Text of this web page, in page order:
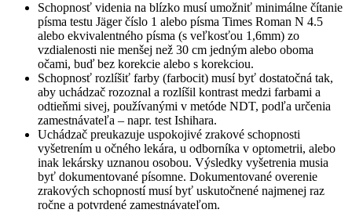
Schopnosť videnia na blízko musí umožniť minimálne čítanie
písma testu Jäger číslo 1 alebo písma Times Roman N 4.5
alebo ekvivalentného písma (s veľkosťou 1,6mm) zo
vzdialenosti nie menšej než 30 cm jedným alebo oboma
očami, buď bez korekcie alebo s korekciou.
Schopnosť rozlíšiť farby (farbocit) musí byť dostatočná tak,
aby uchádzač rozoznal a rozlíšil kontrast medzi farbami a
odtieňmi sivej, používanými v metóde NDT, podľa určenia
zamestnávateľa – napr. test Ishihara.
Uchádzač preukazuje uspokojivé zrakové schopnosti
vyšetrením u očného lekára, u odborníka v optometrii, alebo
inak lekársky uznanou osobou. Výsledky vyšetrenia musia
byť dokumentované písomne. Dokumentované overenie
zrakových schopností musí byť uskutočnené najmenej raz
ročne a potvrdené zamestnávateľom.